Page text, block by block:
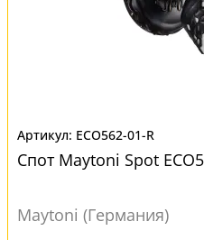
ECO562-01-R
Спот Maytoni Spot
Maytoni (Германия)